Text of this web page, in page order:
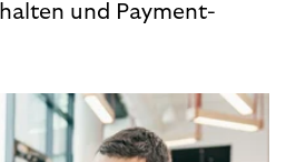
und Payment-